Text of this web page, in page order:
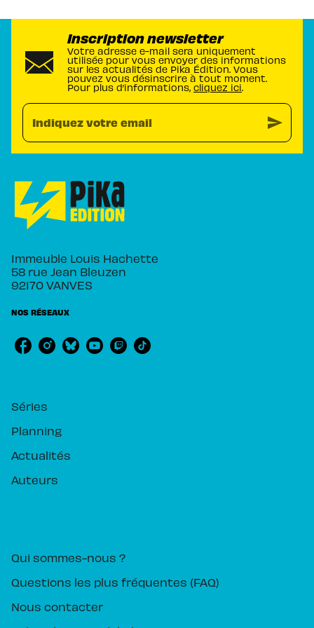
Inscription newsletter
Votre adresse e-mail sera uniquement
utilisée pour vous envoyer des informations
sur les actualités de Pika Édition. Vous
pouvez vous désinscrire à tout moment.
Pour plus d’informations, cliquez ici.
Indiquez votre email send
Immeuble Louis Hachette
58 rue Jean Bleuzen
92170 VANVES
NOS RÉSEAUX
Séries
Planning
Actualités
Auteurs
Qui sommes-nous ?
Questions les plus fréquentes (FAQ)
Nous contacter